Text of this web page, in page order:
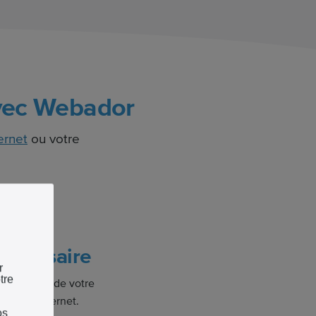
Webador
ou votre
de votre
site internet.